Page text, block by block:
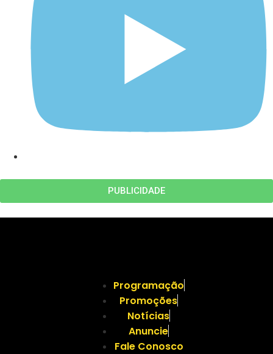
PUBLICIDADE
Programação
Promoções
Notícias
Anuncie
Fale Conosco